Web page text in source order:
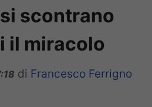
scontrano
il miracolo
di Francesco Ferrigno